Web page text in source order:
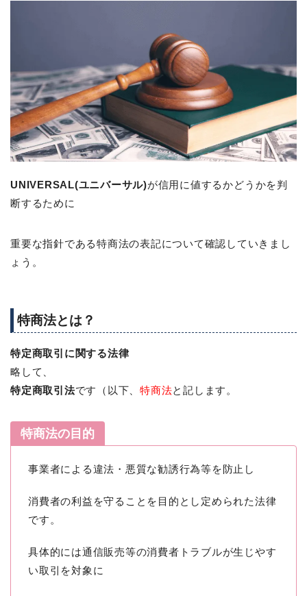
UNIVERSAL(ユニバーサル)が信用に値するかどうかを判
断するために
重要な指針である特商法の表記について確認していきまし
ょう。
特商法とは？
特定商取引に関する法律
略して、
特定商取引法です（以下、特商法と記します。
特商法の目的
事業者による違法・悪質な勧誘行為等を防止し
消費者の利益を守ることを目的とし定められた法律
です。
具体的には通信販売等の消費者トラブルが生じやす
い取引を対象に